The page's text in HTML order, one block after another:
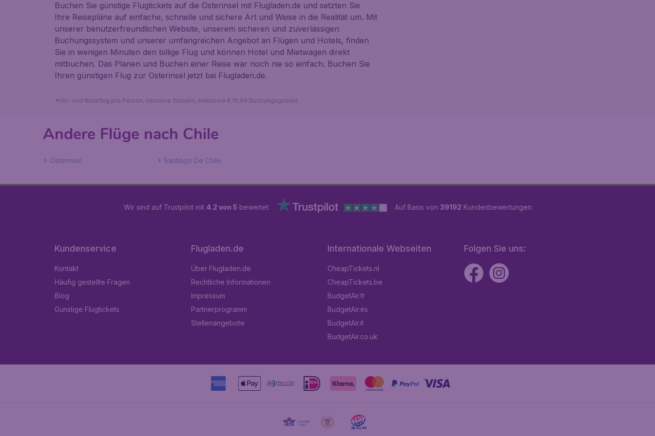
Buchen Sie günstige Flugtickets auf die Osterinsel mit Flugladen.de und setzten Sie
Ihre Reisepläne auf einfache, schnelle und sichere Art und Weise in die Realität um. Mit
unserer benutzerfreundlichen Website, unserem sicheren und zuverlässigen
Buchungssystem und unserer umfangreichen Angebot an Flügen und Hotels, finden
Sie in wenigen Minuten den billige Flug und können Hotel und Mietwagen direkt
mitbuchen. Das Planen und Buchen einer Reise war noch nie so einfach. Buchen Sie
Ihren günstigen Flug zur Osterinsel jetzt bei Flugladen.de.
*Hin- und Rückflug pro Person, inklusive Steuern, exklusive € 19,99 Buchungsgebühr.
Andere Flüge nach Chile
Osterinsel Santiago De Chile
Wir sind auf Trustpilot mit 4.2 von 5 bewertet Auf Basis von 39192 Kundenbewertungen
Kundenservice
Kontakt
Häufig gestellte Fragen
Blog
Günstige Flugtickets
Flugladen.de
Über Flugladen.de
Rechtliche Informationen
Impressum
Partnerprogramm
Stellenangebote
Internationale Webseiten
CheapTickets.nl
CheapTickets.be
BudgetAir.fr
BudgetAir.es
BudgetAir.it
BudgetAir.co.uk
Folgen Sie uns: